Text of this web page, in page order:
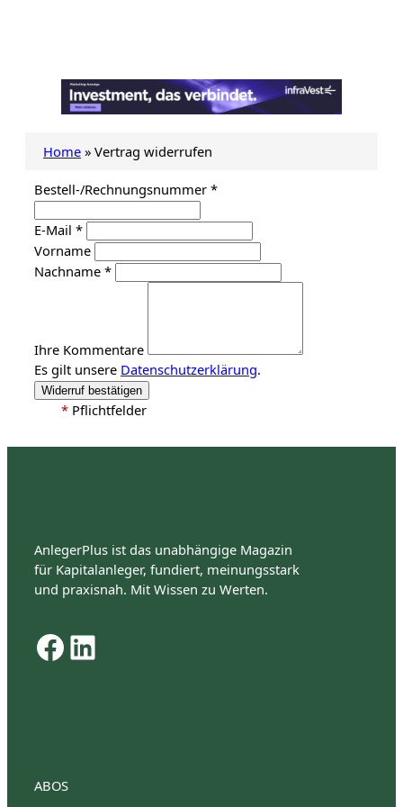
Home » Vertrag widerrufen
Bestell-/Rechnungsnummer *erforderlich
E-Mail *erforderlich
Vorname
Nachname *erforderlich
Ihre Kommentare
Es gilt unsere Datenschutzerklärung.
Widerruf bestätigen
* Pflichtfelder
AnlegerPlus ist das unabhängige Magazin
für Kapitalanleger, fundiert, meinungsstark
und praxisnah. Mit Wissen zu Werten.
Facebook LinkedIn
ABOS